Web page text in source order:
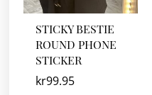
STICKY BESTIE
ROUND PHONE
STICKER
kr99.95